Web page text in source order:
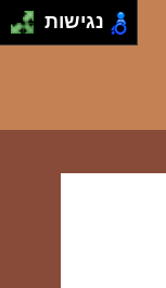
נגישות